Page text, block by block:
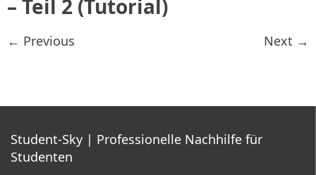
– Teil 2 (Tutorial)
← Previous Next →
Student-Sky | Professionelle Nachhilfe für
Studenten